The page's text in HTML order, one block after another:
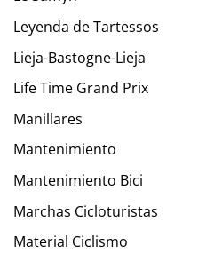
Leyenda de Tartessos
Lieja-Bastogne-Lieja
Life Time Grand Prix
Manillares
Mantenimiento
Mantenimiento Bici
Marchas Cicloturistas
Material Ciclismo